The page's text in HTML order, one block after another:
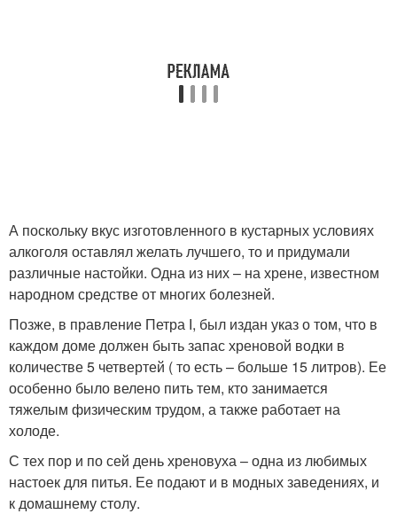
А поскольку вкус изготовленного в кустарных условиях
алкоголя оставлял желать лучшего, то и придумали
различные настойки. Одна из них – на хрене, известном
народном средстве от многих болезней.
Позже, в правление Петра І, был издан указ о том, что в
каждом доме должен быть запас хреновой водки в
количестве 5 четвертей ( то есть – больше 15 литров). Ее
особенно было велено пить тем, кто занимается
тяжелым физическим трудом, а также работает на
холоде.
С тех пор и по сей день хреновуха – одна из любимых
настоек для питья. Ее подают и в модных заведениях, и
к домашнему столу.